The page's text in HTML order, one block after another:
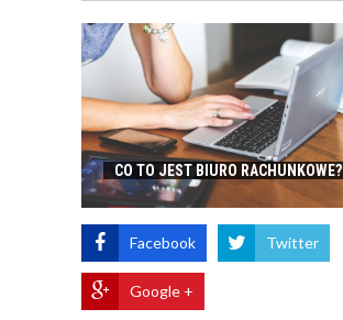
CO TO JEST BIURO RACHUNKOWE?
Facebook Twitter
Google +